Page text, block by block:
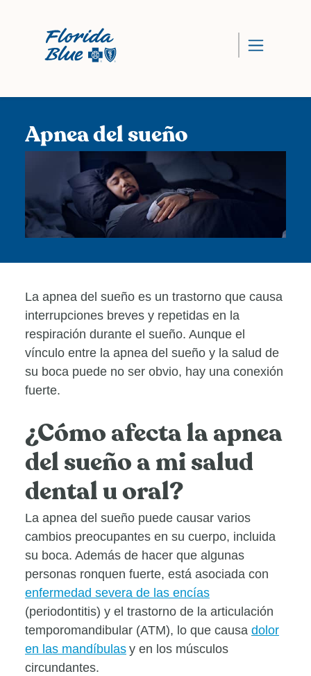
Apnea del sueño
La apnea del sueño es un trastorno que causa
interrupciones breves y repetidas en la
respiración durante el sueño. Aunque el
vínculo entre la apnea del sueño y la salud de
su boca puede no ser obvio, hay una conexión
fuerte.
¿Cómo afecta la apnea
del sueño a mi salud
dental u oral?
La apnea del sueño puede causar varios
cambios preocupantes en su cuerpo, incluida
su boca. Además de hacer que algunas
personas ronquen fuerte, está asociada con
enfermedad severa de las encías
(periodontitis) y el trastorno de la articulación
temporomandibular (ATM), lo que causa dolor
en las mandíbulas y en los músculos
circundantes.